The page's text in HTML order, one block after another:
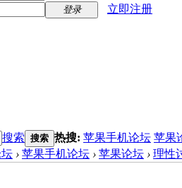
登录
立即注册
搜索 搜索 热搜: 苹果手机论坛 苹果
› 苹果手机论坛 › 苹果论坛 › 理性